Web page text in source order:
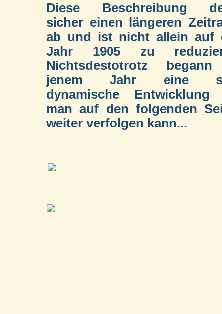
Diese Beschreibung
sicher einen längeren
ab und ist nicht allein auf
Jahr 1905 zu
Nichtsdestotrotz
jenem Jahr eine
dynamische Entwicklung
man auf den folgenden
weiter verfolgen kann...